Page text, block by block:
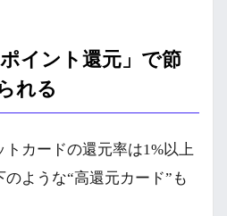
イント還元」で節
れる
カードの還元率は1%以上
ような“高還元カード”も